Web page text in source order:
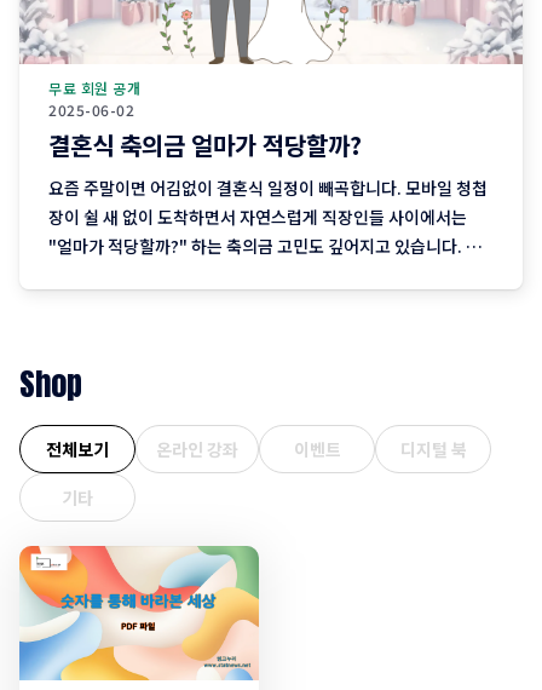
2025-06-02
무료 회원 공개
결혼식 축의금 얼마가 적당할까?
요즘 주말이면 어김없이 결혼식 일정이 빼곡합니다. 모바일 청첩
장이 쉴 새 없이 도착하면서 자연스럽게 직장인들 사이에서는
"얼마가 적당할까?" 하는 축의금 고민도 깊어지고 있습니다. 취
Shop
전체보기 온라인 강좌 이벤트
디지털 북
기타